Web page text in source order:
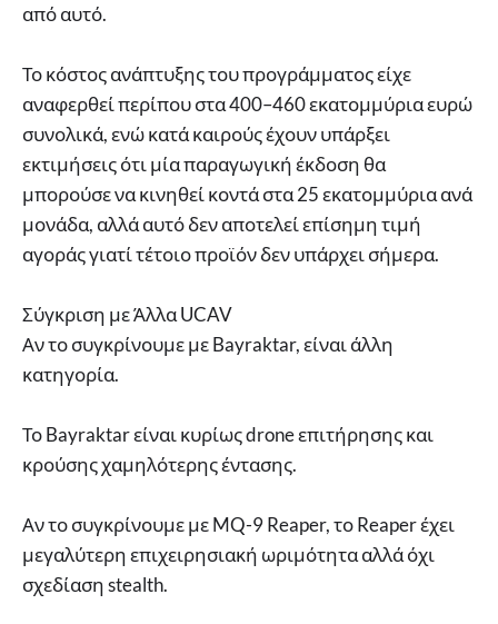
από αυτό.
Το κόστος ανάπτυξης του προγράμματος είχε
αναφερθεί περίπου στα 400–460 εκατομμύρια ευρώ
συνολικά, ενώ κατά καιρούς έχουν υπάρξει
εκτιμήσεις ότι μία παραγωγική έκδοση θα
μπορούσε να κινηθεί κοντά στα 25 εκατομμύρια ανά
μονάδα, αλλά αυτό δεν αποτελεί επίσημη τιμή
αγοράς γιατί τέτοιο προϊόν δεν υπάρχει σήμερα.
Σύγκριση με Άλλα UCAV
Αν το συγκρίνουμε με Bayraktar, είναι άλλη
κατηγορία.
Το Bayraktar είναι κυρίως drone επιτήρησης και
κρούσης χαμηλότερης έντασης.
Αν το συγκρίνουμε με MQ-9 Reaper, το Reaper έχει
μεγαλύτερη επιχειρησιακή ωριμότητα αλλά όχι
σχεδίαση stealth.